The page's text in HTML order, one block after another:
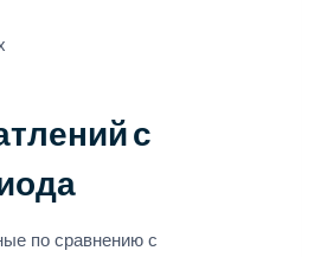
с
по сравнению с